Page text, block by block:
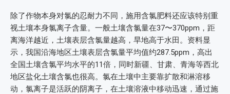
除了作物本身对氯的忍耐力不同，施用含氯肥料还应该特别重
视土壤本身氯离子含量。一般土壤含氯量在37〜370ppm，距
离海洋越近，土壤表层含氯量越高，旱地高于水田。资料显
示，我国沿海地区土壤表层含氯量平均值约287.5ppm，高出
全国土壤含氯平均水平的11倍，同时新疆、甘肃、青海等西北
地区盐化土壤含氯也很高。氯在土壤中主要靠扩散和淋溶移
动，氯离子是活跃的阴离子，在土壤溶液中移动迅速，通过施